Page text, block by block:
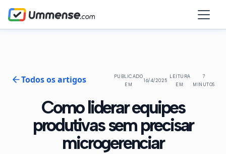
Todos os artigos
PUBLICADO
EM
16/4/2025
LEITURA
EM:
7
MINUTOS
Como liderar equipes
produtivas sem precisar
microgerenciar